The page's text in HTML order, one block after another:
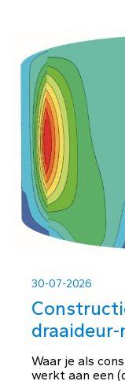
30-07-2026
draaideur-
Waar je als
werkt aan een